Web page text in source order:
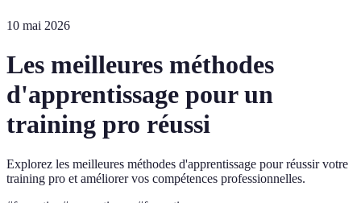
10 mai 2026
Les meilleures méthodes
d'apprentissage pour un
training pro réussi
Explorez les meilleures méthodes d'apprentissage pour réussir votre
training pro et améliorer vos compétences professionnelles.